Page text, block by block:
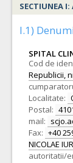
I.1)
SPITAL
Cod de
Republicii,
Localitate:
Postal:
mail:
Fax: +40
NICOLAE
autoritatii/